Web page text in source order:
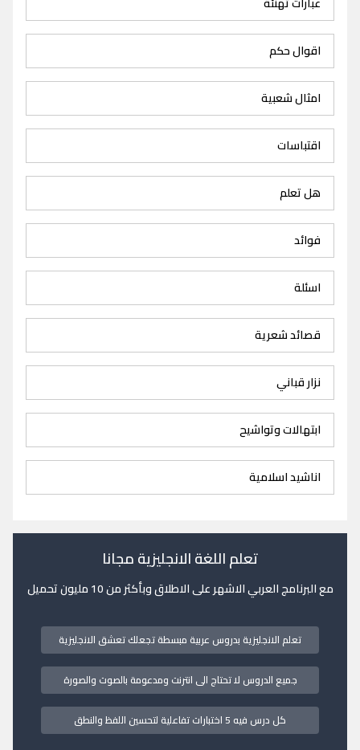
اقوال حكم
امثال شعبية
اقتباسات
هل تعلم
فوائد
اسئلة
قصائد شعرية
نزار قباني
ابتهالات وتواشيح
اناشيد اسلامية
تعلم اللغة الانجليزية مجانا
مع البرنامج العربي الاشهر على الاطلاق وبأكثر من 10 مليون تحميل
تعلم الانجليزية بدروس عربية مبسطة تجعلك تعشق الانجليزية
جميع الدروس لا تحتاج الى انترنت ومدعومة بالصوت والصورة
كل درس فيه 5 اختبارات تفاعلية لتحسين اللفظ والنطق